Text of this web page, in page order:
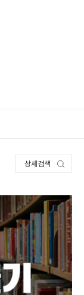
상세검색